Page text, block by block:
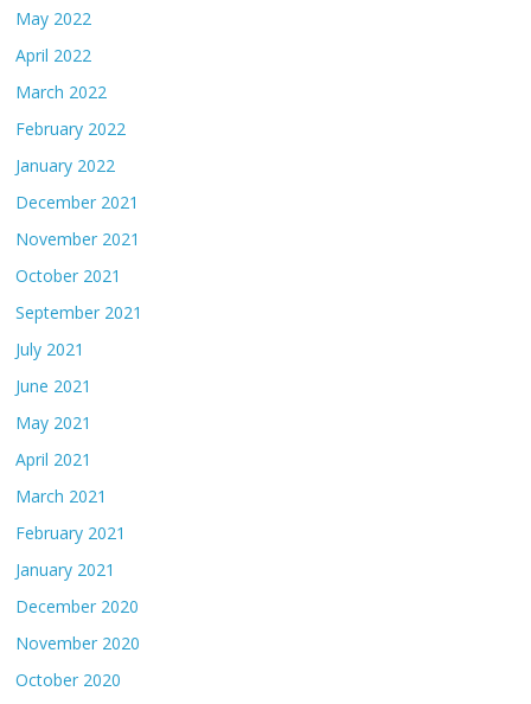
May 2022
April 2022
March 2022
February 2022
January 2022
December 2021
November 2021
October 2021
September 2021
July 2021
June 2021
May 2021
April 2021
March 2021
February 2021
January 2021
December 2020
November 2020
October 2020